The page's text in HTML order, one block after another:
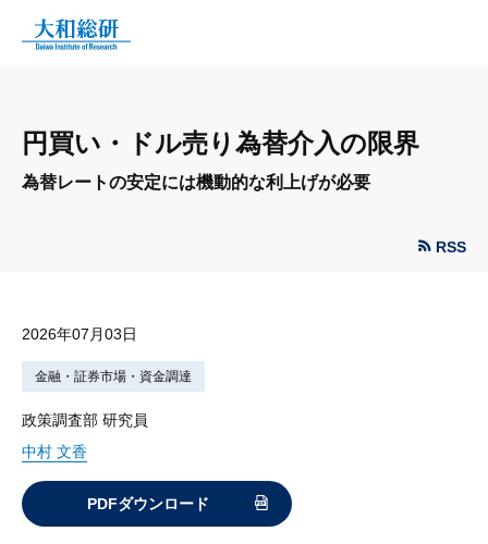
円買い・ドル売り為替介入の限界
為替レートの安定には機動的な利上げが必要
RSS
2026年07月03日
金融・証券市場・資金調達
政策調査部 研究員
中村 文香
PDFダウンロード